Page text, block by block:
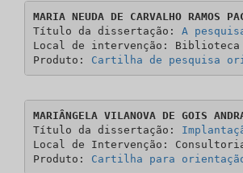
MARIA NEUDA DE CARVALHO RAMOS
Título da dissertação:
A
Local de intervenção: Biblioteca
Produto: Cartilha de pesquisa
MARIÂNGELA VILANOVA DE GOIS
Título da dissertação:
Local de Intervenção:
Produto: Cartilha para